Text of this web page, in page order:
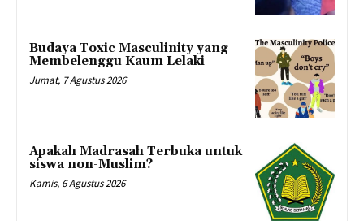
Budaya Toxic Masculinity yang
Membelenggu Kaum Lelaki
Jumat, 7 Agustus 2026
Apakah Madrasah Terbuka untuk
siswa non-Muslim?
Kamis, 6 Agustus 2026